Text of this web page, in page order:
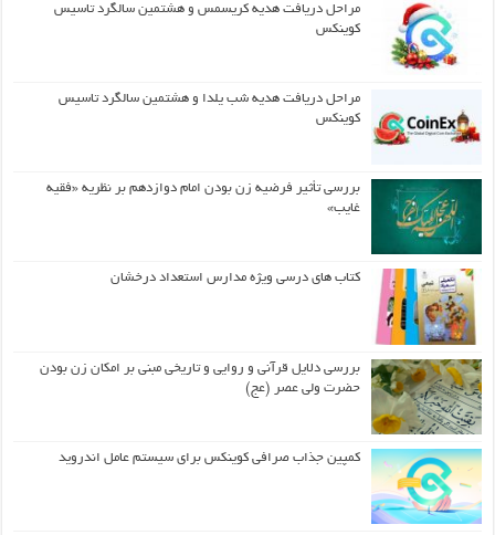
مراحل دریافت هدیه کریسمس و هشتمین سالگرد تاسیس
کوینکس
مراحل دریافت هدیه شب یلدا و هشتمین سالگرد تاسیس
کوینکس
بررسی تأثیر فرضیه زن بودن امام دوازدهم بر نظریه «فقیه
غایب»
کتاب های درسی ویژه مدارس استعداد درخشان
بررسی دلایل قرآنی و روایی و تاریخی مبنی بر امکان زن بودن
حضرت ولی عصر (عج)
کمپین جذاب صرافی کوینکس برای سیستم عامل اندروید